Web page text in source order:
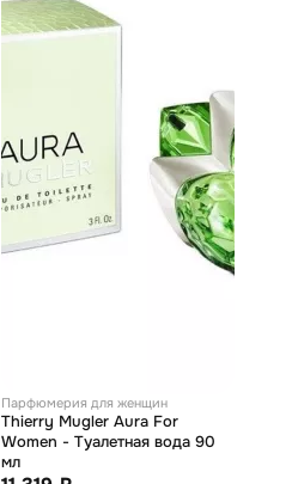
Парфюмерия для женщин
Thierry Mugler Aura For
Women - Туалетная вода 90
мл